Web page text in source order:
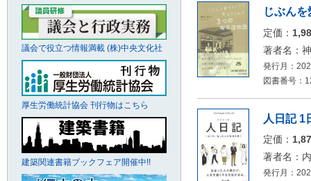
じぶん
定価：
著者名：
発行月：
図書番号：
人日記 1
定価：
著者名：
発行月：
議会で役立つ情報満載 (株)中央文化社
厚生労働統計協会 刊行物はこちら
建築関連書籍ブックフェア開催中!!